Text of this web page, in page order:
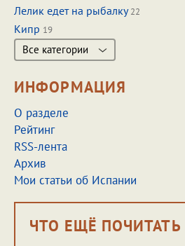
Лелик едет на рыбалку22
Кипр 19
Все категории
ИНФОРМАЦИЯ
О разделе
Рейтинг
RSS-лента
Архив
Мои статьи об Испании
ЧТО ЕЩЁ ПОЧИТАТЬ